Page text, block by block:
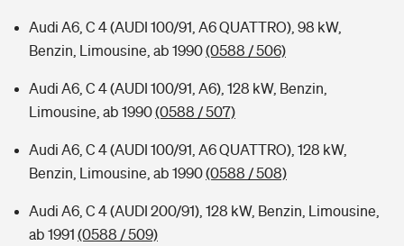
Kinderunfall-Check: Mehr Sicherheit für deine Kids
Typklassen: So ist Ihr Auto eingestuft
Sie haben Fragen?
Audi A6, C 4 (AUDI 100/91, A6 QUATTRO), 98 kW,
Benzin, Limousine, ab 1990(0588 / 506)
Audi A6, C 4 (AUDI 100/91, A6), 128 kW, Benzin,
Limousine, ab 1990(0588 / 507)
Audi A6, C 4 (AUDI 100/91, A6 QUATTRO), 128 kW,
Benzin, Limousine, ab 1990(0588 / 508)
Audi A6, C 4 (AUDI 200/91), 128 kW, Benzin, Limousine,
ab 1991 (0588 / 509)